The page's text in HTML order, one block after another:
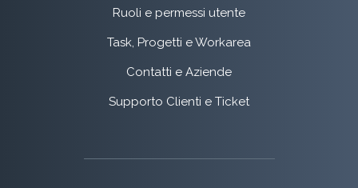
Ruoli e permessi utente
Task, Progetti e Workarea
Contatti e Aziende
Supporto Clienti e Ticket